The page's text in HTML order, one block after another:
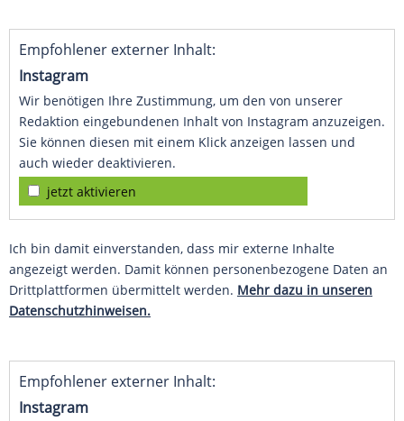
Empfohlener externer Inhalt:
Instagram
Wir benötigen Ihre Zustimmung, um den von unserer
Redaktion eingebundenen Inhalt von Instagram anzuzeigen.
Sie können diesen mit einem Klick anzeigen lassen und
auch wieder deaktivieren.
jetzt aktivieren
Ich bin damit einverstanden, dass mir externe Inhalte
angezeigt werden. Damit können personenbezogene Daten an
Drittplattformen übermittelt werden. Mehr dazu in unseren
Datenschutzhinweisen.
Empfohlener externer Inhalt:
Instagram